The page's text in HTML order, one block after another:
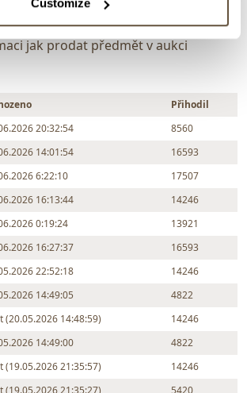
Customize
podobný předmět?
jak prodat předmět v aukci
Přihodil
20:32:54
8560
14:01:54
16593
6:22:10
17507
16:13:44
14246
0:19:24
13921
16:27:37
16593
22:52:18
14246
14:49:05
4822
(20.05.2026 14:48:59)
14246
14:49:00
4822
(19.05.2026 21:35:57)
14246